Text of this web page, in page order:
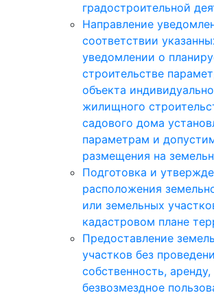
градостроительной
Направление
соответствии
уведомлении о
строительстве
объекта
жилищного
садового дома
параметрам и
размещения на
Подготовка и
расположения
или земельных
кадастровом плане
Предоставление
участков без
собственность, аренду,
безвозмездное